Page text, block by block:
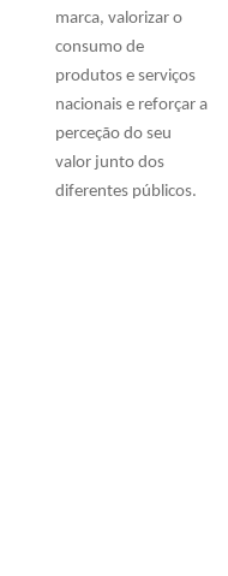
marca, valorizar o
consumo de
produtos e serviços
nacionais e reforçar a
perceção do seu
valor junto dos
diferentes públicos.